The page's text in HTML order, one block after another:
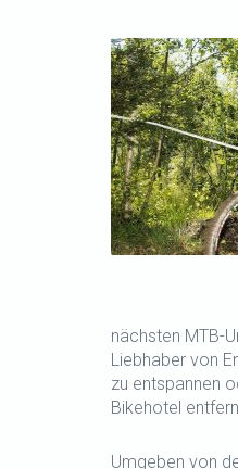
nächsten MTB-
Liebhaber von
zu entspannen
Bikehotel
Umgeben von